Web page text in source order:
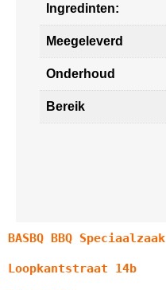
Ingredinten:
Meegeleverd
Onderhoud
Bereik
BASBQ BBQ Speciaalzaak
Loopkantstraat 14b